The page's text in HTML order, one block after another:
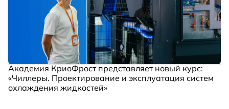
Академия КриоФрост представляет новый курс:
«Чиллеры. Проектирование и эксплуатация систем
охлаждения жидкостей»